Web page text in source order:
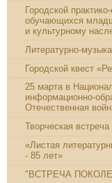
Городской
обучающихся
и культурному
Литературно-
Городской квест
25 марта в
информационно-
Отечественная
Творческая
«Листая
- 85 лет»
"ВСТРЕЧА